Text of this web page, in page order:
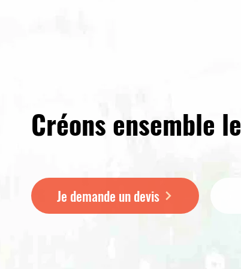
Créons ensemble le
Je demande un devis